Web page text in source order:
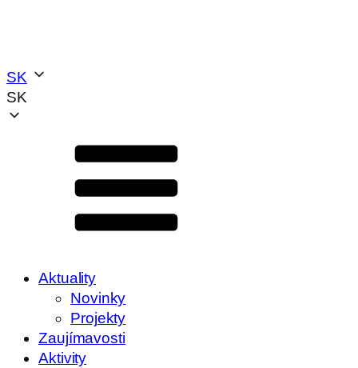
SK
SK
Aktuality
Novinky
Projekty
Zaujímavosti
Aktivity